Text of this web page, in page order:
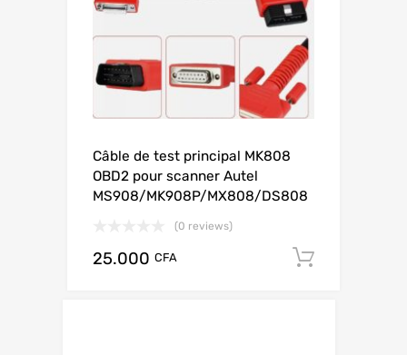
Câble de test principal MK808
OBD2 pour scanner Autel
MS908/MK908P/MX808/DS808
(0 reviews)
25.000 CFA